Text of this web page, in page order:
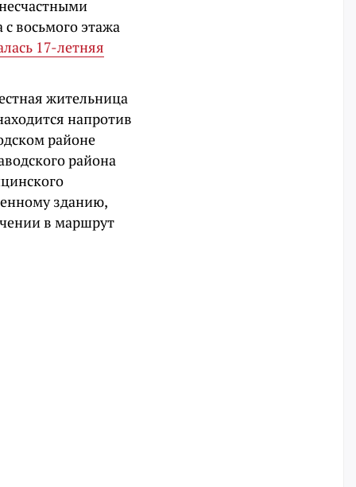
восьмого этажа
17-летняя
жительница
напротив
районе
района
зданию,
в маршрут